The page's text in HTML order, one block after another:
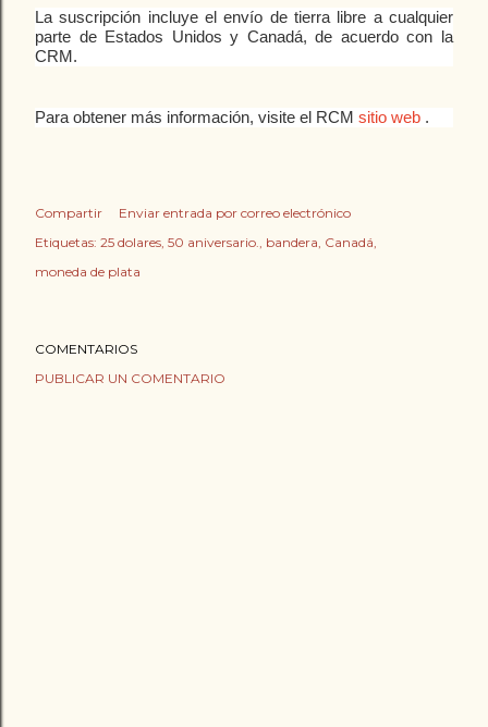
La suscripción incluye el envío de tierra libre a cualquier
parte de Estados Unidos y Canadá, de acuerdo con la
CRM.
Para obtener más información, visite el RCM sitio web .
Compartir
Enviar entrada por correo electrónico
Etiquetas: 25 dolares 50 aniversario. bandera Canadá
moneda de plata
COMENTARIOS
PUBLICAR UN COMENTARIO